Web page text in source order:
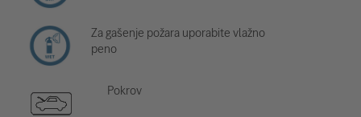
Za gašenje požara uporabite vlažno
peno
Pokrov